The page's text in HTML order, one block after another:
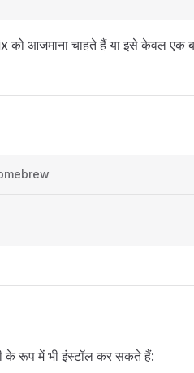
को आजमाना चाहते हैं या इसे केवल एक
के रूप में भी इंस्टॉल कर सकते हैं: